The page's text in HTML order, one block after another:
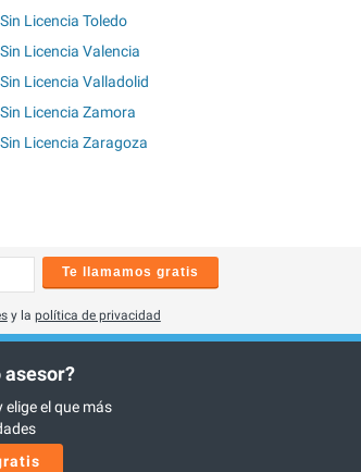
Licencia Toledo
Licencia Valencia
Licencia Valladolid
Licencia Zamora
Licencia Zaragoza
Te llamamos gratis
y la política de privacidad
asesor?
el que más